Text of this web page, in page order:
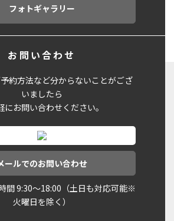
フォトギャラリー
お問い合わせ
約方法など分からないことがござ
いましたら
にお問い合わせください。
ールでのお問い合わせ
間 9:30〜18:00（土日も対応可能※
火曜日を除く）